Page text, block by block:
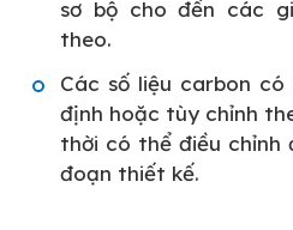
sơ bộ cho đến các
theo.
Các số liệu carbon
định hoặc tùy chỉnh
thời có thể điều chỉnh
đoạn thiết kế.